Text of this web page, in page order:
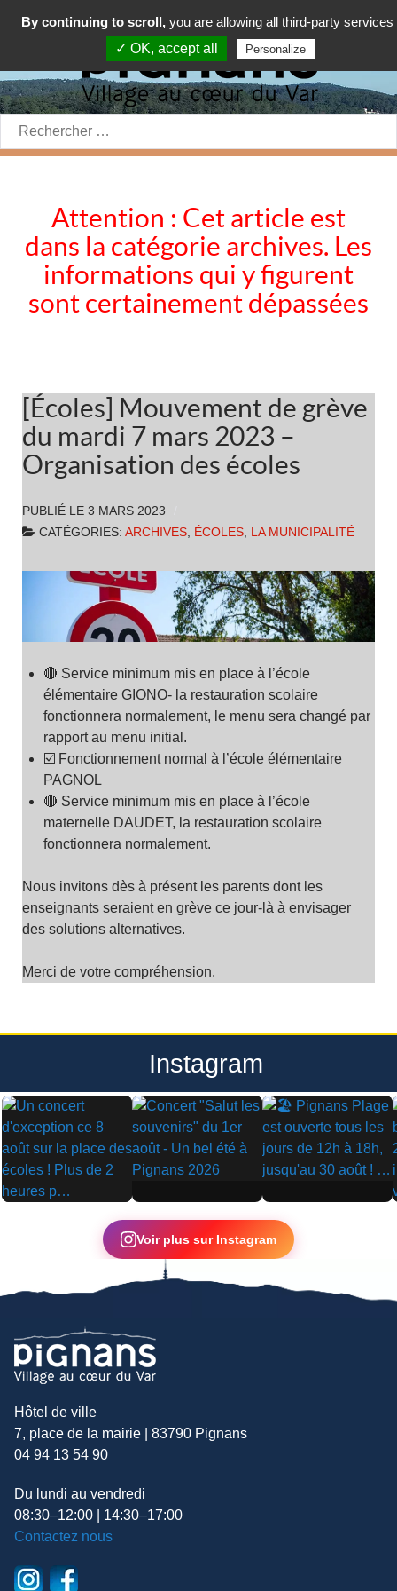
Rechercher:
Attention : Cet article est
dans la catégorie archives. Les
informations qui y figurent
sont certainement dépassées
[Écoles] Mouvement de grève
du mardi 7 mars 2023 –
Organisation des écoles
PUBLIÉ LE 3 MARS 2023
CATÉGORIES: ARCHIVES, ÉCOLES, LA MUNICIPALITÉ
🔴 Service minimum mis en place à l’école
élémentaire GIONO- la restauration scolaire
fonctionnera normalement, le menu sera changé par
rapport au menu initial.
☑️ Fonctionnement normal à l’école élémentaire
PAGNOL
🔴 Service minimum mis en place à l’école
maternelle DAUDET, la restauration scolaire
fonctionnera normalement.
Nous invitons dès à présent les parents dont les
enseignants seraient en grève ce jour-là à envisager
des solutions alternatives.
Merci de votre compréhension.
Instagram
▶
▶ ▶
Voir plus sur Instagram
Hôtel de ville
7, place de la mairie | 83790 Pignans
04 94 13 54 90
Du lundi au vendredi
08:30–12:00 | 14:30–17:00
Contactez nous
By continuing to scroll, you are allowing all third-party services
✓ OK, accept all
Personalize